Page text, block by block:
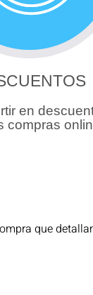
en
compras
que